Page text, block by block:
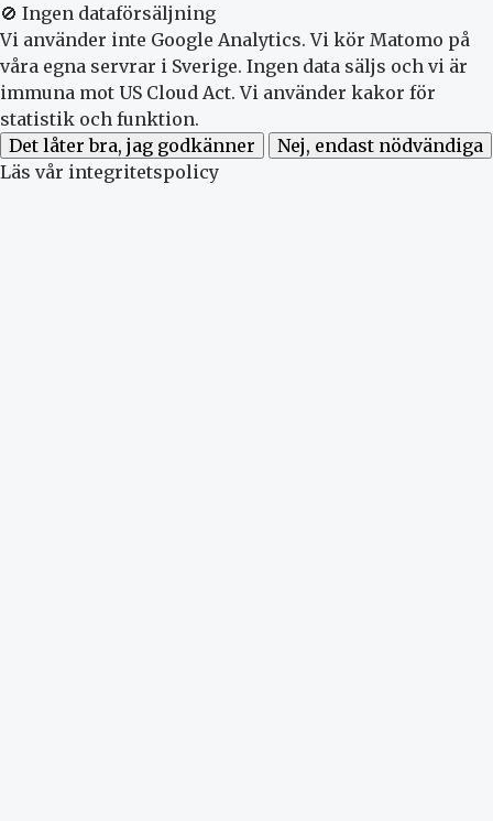
🚫 Ingen dataförsäljning
Vi använder inte Google Analytics. Vi kör Matomo på
våra egna servrar i Sverige. Ingen data säljs och vi är
immuna mot US Cloud Act. Vi använder kakor för
statistik och funktion.
Det låter bra, jag godkänner
Nej, endast nödvändiga
Läs vår integritetspolicy